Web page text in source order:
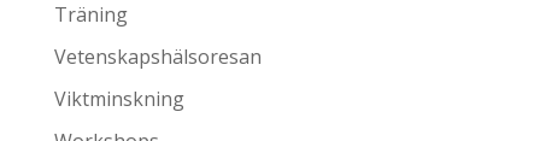
Träning
Vetenskapshälsoresan
Viktminskning